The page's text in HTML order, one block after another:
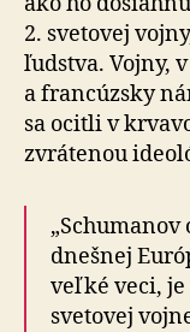
2. svetovej
ľudstva. Vojny,
a francúzsky
sa ocitli v
zvrátenou
dnešnej
veľké veci, je
svetovej